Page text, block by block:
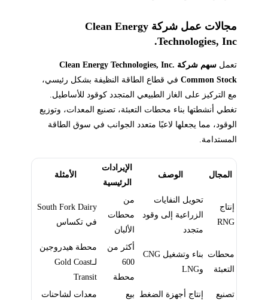
مجالات عمل شركة Clean Energy
Technologies, Inc.
تعمل
سهم شركة Clean Energy Technologies, Inc.
Common Stockفي قطاع الطاقة النظيفة بشكل رئيسي،
مع التركيز على الغاز الطبيعي المتجدد كوقود للأساطيل.
تغطي أنشطتها بناء محطات التعبئة، تصنيع المعدات، وتوزيع
الوقود، مما يجعلها لاعبًا متعدد الجوانب في سوق الطاقة
المستدامة.
المجال الوصف
الإيرادات
الرئيسية
الأمثلة
إنتاج
RNG
تحويل النفايات
الزراعية إلى وقود
متجدد
من
محطات
الألبان
South Fork Dairy
في تكساس
محطات
التعبئة
بناء وتشغيل CNG
وLNG
أكثر من
600
محطة
محطة هيدروجين
لـGold Coast
Transit
تصنيع
إنتاج أجهزة الضغط
بيع
معدات لشاحنات